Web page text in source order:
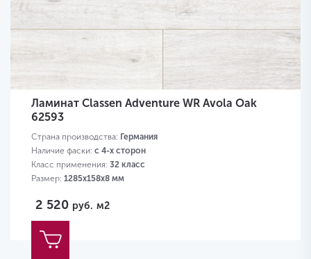
Ламинат Classen Adventure WR Avola Oak
62593
Страна производства: Германия
Наличие фаски: с 4-х сторон
Класс применения: 32 класс
Размер: 1285х158х8 мм
2 520 руб. м2